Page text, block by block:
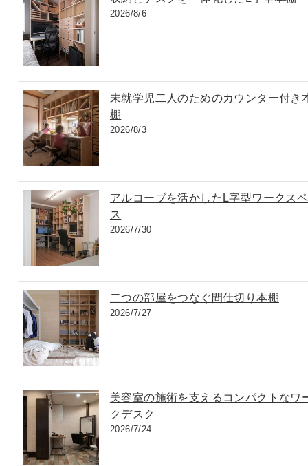
2026/8/6
未就学児二人のためのカウンター付き
棚
2026/8/3
アルコーブを活かしたL字型ワークス
ス
2026/7/30
二つの部屋をつなぐ間仕切り本棚
2026/7/27
美容室の施術を支えるコンパクトなワ
クデスク
2026/7/24